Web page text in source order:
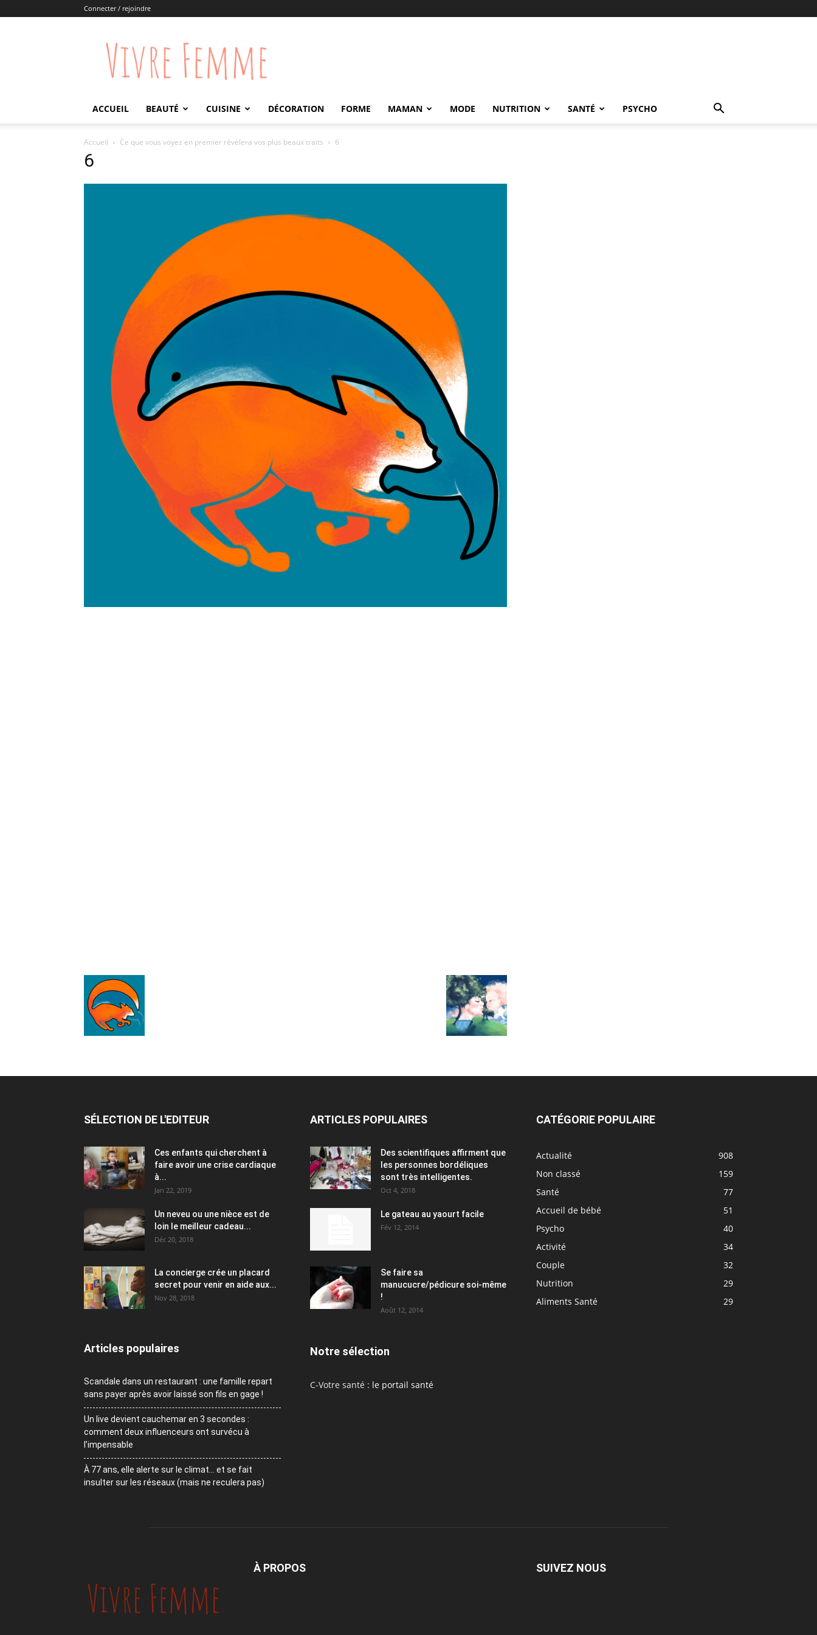
Connecter / rejoindre
Vivre
Femme
ACCUEIL BEAUTÉ CUISINE DÉCORATION FORME MAMAN MODE NUTRITION SANTÉ PSYCHO
Accueil Ce que vous voyez en premier révélera vos plus beaux traits 6
6
SÉLECTION DE L'EDITEUR
Ces enfants qui cherchent à
faire avoir une crise cardiaque
à...
Jan 22, 2019
Un neveu ou une nièce est de
loin le meilleur cadeau...
Déc 20, 2018
La concierge crée un placard
secret pour venir en aide aux...
Nov 28, 2018
Articles populaires
Scandale dans un restaurant : une famille repart
sans payer après avoir laissé son fils en gage !
Un live devient cauchemar en 3 secondes :
comment deux influenceurs ont survécu à
l’impensable
À 77 ans, elle alerte sur le climat… et se fait
insulter sur les réseaux (mais ne reculera pas)
ARTICLES POPULAIRES
Des scientifiques affirment que
les personnes bordéliques
sont très intelligentes.
Oct 4, 2018
Le gateau au yaourt facile
Fév 12, 2014
Se faire sa
manucucre/pédicure soi-même
!
Août 12, 2014
Notre sélection
C-Votre santé : le portail santé
CATÉGORIE POPULAIRE
Actualité
908
Non classé
159
Santé
77
Accueil de bébé
51
Psycho
40
Activité
34
Couple
32
Nutrition
29
Aliments Santé
29
À PROPOS SUIVEZ NOUS